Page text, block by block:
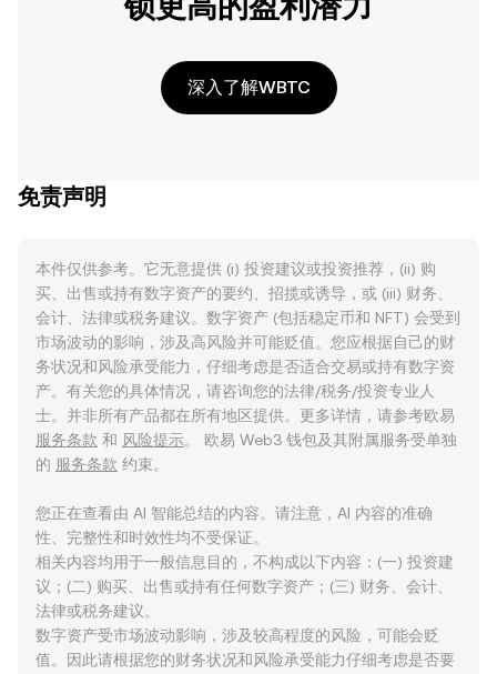
深入了解WBTC
免责声明
本件仅供参考。它无意提供 (i) 投资建议或投资推荐，(ii) 购
买、出售或持有数字资产的要约、招揽或诱导，或 (iii) 财务、
会计、法律或税务建议。数字资产 (包括稳定币和 NFT) 会受到
市场波动的影响，涉及高风险并可能贬值。您应根据自己的财
务状况和风险承受能力，仔细考虑是否适合交易或持有数字资
产。有关您的具体情况，请咨询您的法律/税务/投资专业人
士。并非所有产品都在所有地区提供。更多详情，请参考欧易
服务条款 和 风险提示。 欧易 Web3 钱包及其附属服务受单独
的 服务条款 约束。
您正在查看由 AI 智能总结的内容。请注意，AI 内容的准确
性、完整性和时效性均不受保证。
相关内容均用于一般信息目的，不构成以下内容：(一) 投资建
议；(二) 购买、出售或持有任何数字资产；(三) 财务、会计、
法律或税务建议。
数字资产受市场波动影响，涉及较高程度的风险，可能会贬
值。因此请根据您的财务状况和风险承受能力仔细考虑是否要